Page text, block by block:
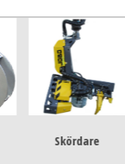
Hydraulsystem